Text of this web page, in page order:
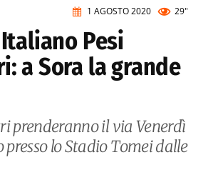
1 AGOSTO 2020 29"
Pesi
a Sora la grande
prenderanno il via Venerdì
presso lo Stadio Tomei dalle